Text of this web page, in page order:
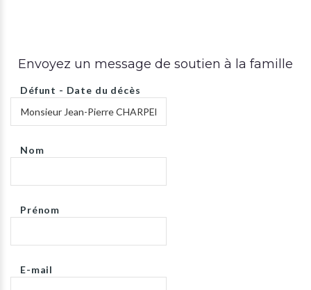
Envoyez un message de soutien à la famille
Défunt - Date du décès
Nom
Prénom
E-mail